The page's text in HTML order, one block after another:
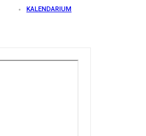
KALENDARIUM